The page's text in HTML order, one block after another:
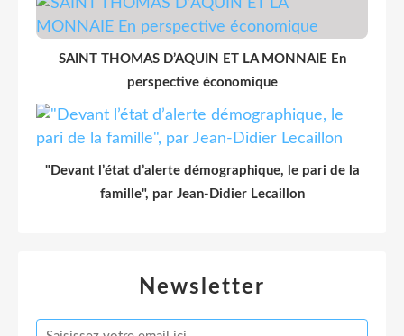
SAINT THOMAS D’AQUIN ET LA MONNAIE En
perspective économique
"Devant l’état d’alerte démographique, le pari de la
famille", par Jean-Didier Lecaillon
Newsletter